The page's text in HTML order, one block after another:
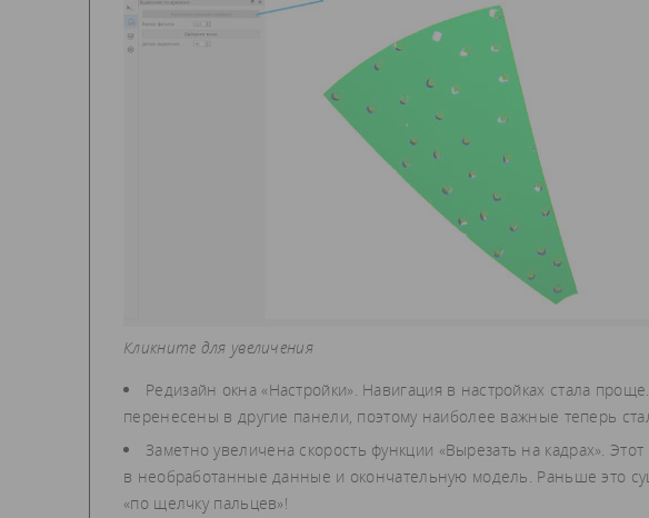
Кликните для увеличения
Редизайн окна «Настройки». Навигация в настройках стала
перенесены в другие панели, поэтому наиболее важные теперь
Заметно увеличена скорость функции «Вырезать на кадрах».
в необработанные данные и окончательную модель. Раньше это
«по щелчку пальцев»!